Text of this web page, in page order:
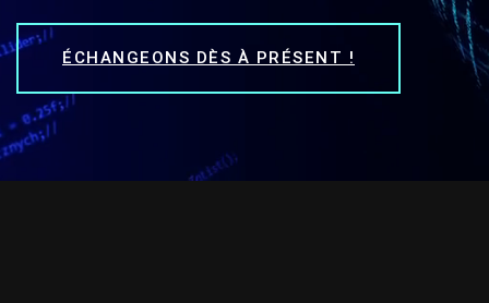
ÉCHANGEONS DÈS À PRÉSENT !